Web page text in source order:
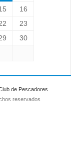
16
23
30
de Pescadores
reservados